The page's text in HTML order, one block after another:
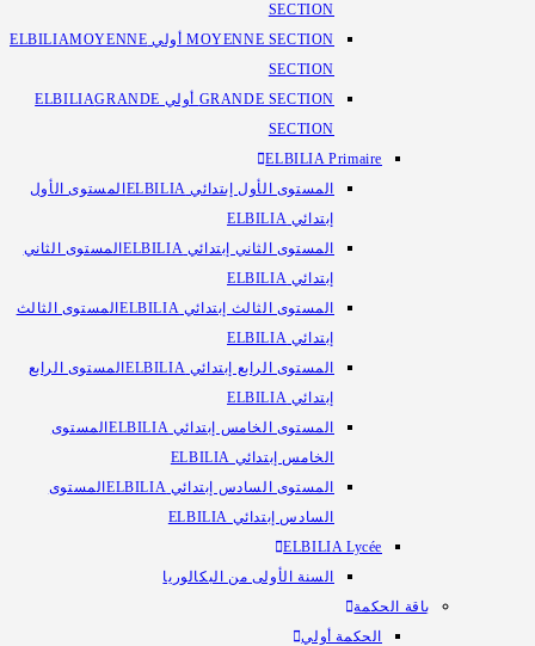
SECTION
MOYENNE SECTION أولي ELBILIA
MOYENNE
SECTION
GRANDE SECTION أولي ELBILIA
GRANDE
SECTION
ELBILIA Primaire
المستوى الأول إبتدائي ELBILIA
المستوى الأول
إبتدائي ELBILIA
المستوى الثاني إبتدائي ELBILIA
المستوى الثاني
إبتدائي ELBILIA
المستوى الثالث إبتدائي ELBILIA
المستوى الثالث
إبتدائي ELBILIA
المستوى الرابع إبتدائي ELBILIA
المستوى الرابع
إبتدائي ELBILIA
المستوى الخامس إبتدائي ELBILIA
المستوى
الخامس إبتدائي ELBILIA
المستوى السادس إبتدائي ELBILIA
المستوى
السادس إبتدائي ELBILIA
ELBILIA Lycée
السنة الأولى من البكالوريا​
باقة الحكمة
الحكمة أولي